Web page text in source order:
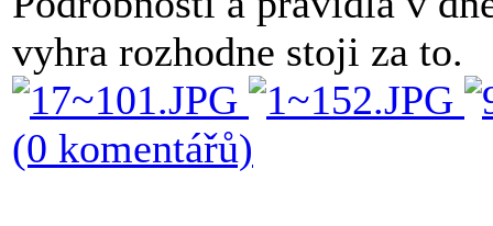
vyhra rozhodne stoji za to.
(0 komentářů)